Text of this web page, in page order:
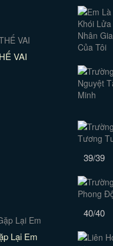
VAI
Lại Em
39/39
40/40